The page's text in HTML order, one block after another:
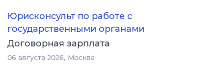
Юрисконсульт по работе с
государственными органами
Договорная зарплата
06 августа 2026 Москва